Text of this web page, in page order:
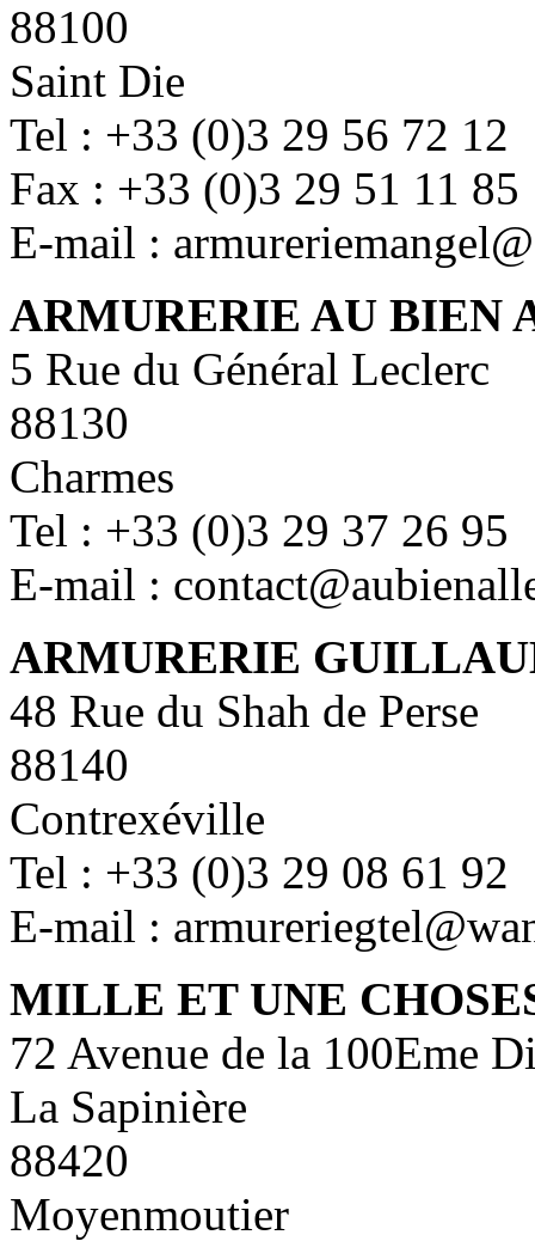
88100
Saint Die
Tel : +33 (0)3 29 56 72 12
Fax : +33 (0)3 29 51 11 85
E-mail :
ARMURERIE AU BIEN
5 Rue du Général Leclerc
88130
Charmes
Tel : +33 (0)3 29 37 26 95
E-mail :
ARMURERIE
48 Rue du Shah de Perse
88140
Contrexéville
Tel : +33 (0)3 29 08 61 92
E-mail :
MILLE ET UNE
72 Avenue de la 100Eme
La Sapinière
88420
Moyenmoutier